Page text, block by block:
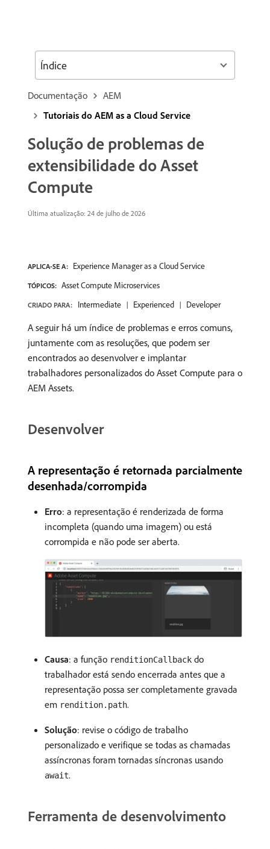
Documentação
AEM
Tutoriais do AEM as a Cloud Service
Solução de problemas de
extensibilidade do Asset
Compute
Última atualização: 24 de julho de 2026
APLICA-SE A: Experience Manager as a Cloud Service
TÓPICOS: Asset Compute Microservices
CRIADO PARA: Intermediate Experienced Developer
A seguir há um índice de problemas e erros comuns,
juntamente com as resoluções, que podem ser
encontrados ao desenvolver e implantar
trabalhadores personalizados do Asset Compute para o
AEM Assets.
Desenvolver
A representação é retornada parcialmente
desenhada/corrompida
Erro: a representação é renderizada de forma
incompleta (quando uma imagem) ou está
corrompida e não pode ser aberta.
Causa: a função renditionCallback do
trabalhador está sendo encerrada antes que a
representação possa ser completamente gravada
em rendition.path.
Solução: revise o código de trabalho
personalizado e verifique se todas as chamadas
assíncronas foram tornadas síncronas usando
await.
Ferramenta de desenvolvimento
Índice